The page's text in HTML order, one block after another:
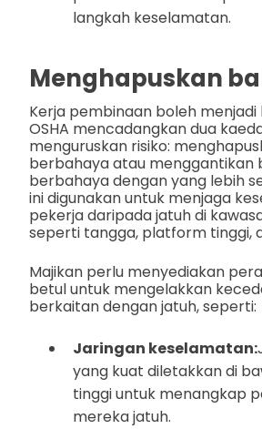
langkah keselamatan.
Menghapuskan
Kerja pembinaan boleh
OSHA mencadangkan dua
menguruskan risiko:
berbahaya atau menggantikan
berbahaya dengan yang lebih
ini digunakan untuk menjaga
pekerja daripada jatuh di
seperti tangga, platform tinggi,
Majikan perlu menyediakan
betul untuk mengelakkan
berkaitan dengan jatuh, seperti:
Jaringan keselamatan:
yang kuat diletakkan di
tinggi untuk menangkap
mereka jatuh.